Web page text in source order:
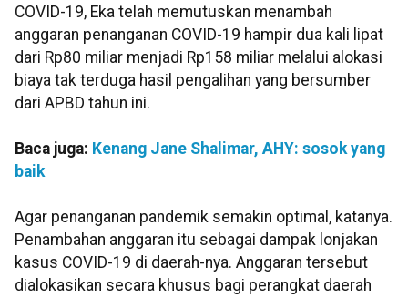
COVID-19, Eka telah memutuskan menambah
anggaran penanganan COVID-19 hampir dua kali lipat
dari Rp80 miliar menjadi Rp158 miliar melalui alokasi
biaya tak terduga hasil pengalihan yang bersumber
dari APBD tahun ini.
Baca juga: Kenang Jane Shalimar, AHY: sosok yang
baik
Agar penanganan pandemik semakin optimal, katanya.
Penambahan anggaran itu sebagai dampak lonjakan
kasus COVID-19 di daerah-nya. Anggaran tersebut
dialokasikan secara khusus bagi perangkat daerah